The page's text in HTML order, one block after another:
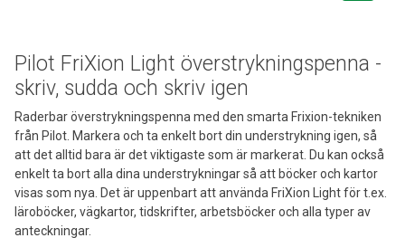
Pilot FriXion Light överstrykningspenna -
skriv, sudda och skriv igen
Raderbar överstrykningspenna med den smarta Frixion-tekniken
från Pilot. Markera och ta enkelt bort din understrykning igen, så
att det alltid bara är det viktigaste som är markerat. Du kan också
enkelt ta bort alla dina understrykningar så att böcker och kartor
visas som nya. Det är uppenbart att använda FriXion Light för t.ex.
läroböcker, vägkartor, tidskrifter, arbetsböcker och alla typer av
anteckningar.